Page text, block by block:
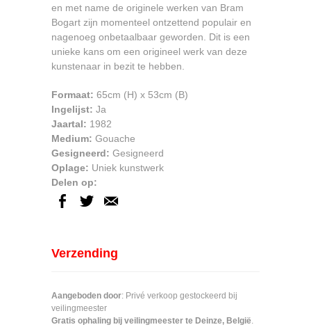
en met name de originele werken van Bram
Bogart zijn momenteel ontzettend populair en
nagenoeg onbetaalbaar geworden. Dit is een
unieke kans om een origineel werk van deze
kunstenaar in bezit te hebben.
Formaat: 65cm (H) x 53cm (B)
Ingelijst: Ja
Jaartal: 1982
Medium: Gouache
Gesigneerd: Gesigneerd
Oplage: Uniek kunstwerk
Delen op:
Verzending
Aangeboden door: Privé verkoop gestockeerd bij
veilingmeester
Gratis ophaling bij veilingmeester te Deinze, België.